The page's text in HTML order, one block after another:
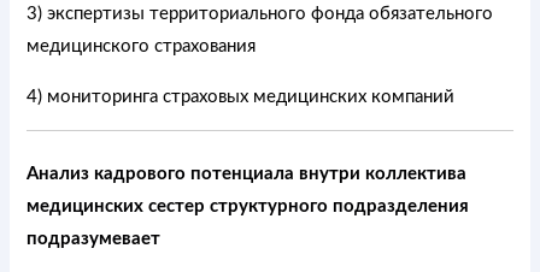
3) экспертизы территориального фонда обязательного
медицинского страхования
4) мониторинга страховых медицинских компаний
Анализ кадрового потенциала внутри коллектива
медицинских сестер структурного подразделения
подразумевает